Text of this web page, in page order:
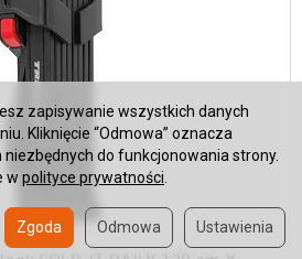
zapisywanie wszystkich danych
Kliknięcie “Odmowa” oznacza
do funkcjonowania strony.
w polityce prywatności
Ustawienia
Odmowa
Zgoda